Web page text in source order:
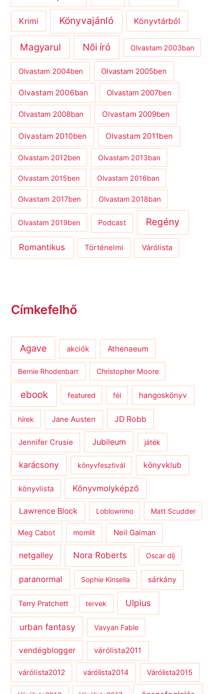
Krimi Könyvajánló Könyvtárból
Magyarul Női író Olvastam 2003ban
Olvastam 2004ben Olvastam 2005ben
Olvastam 2006ban Olvastam 2007ben
Olvastam 2008ban Olvastam 2009ben
Olvastam 2010ben Olvastam 2011ben
Olvastam 2012ben Olvastam 2013ban
Olvastam 2015ben Olvastam 2016ban
Olvastam 2017ben Olvastam 2018ban
Olvastam 2019ben Podcast Regény
Romantikus Történelmi Várólista
Címkefelhő
Agave akciók Athenaeum
Bernie Rhodenbarr Christopher Moore
ebook featured fél hangoskönyv
hírek Jane Austen JD Robb
Jennifer Crusie Jubileum játék
karácsony könyvfesztivál könyvklub
könyvlista Könyvmolyképző
Lawrence Block Loblowrimo Matt Scudder
Meg Cabot momlit Neil Gaiman
netgalley Nora Roberts Oscar díj
paranormal Sophie Kinsella sárkány
Terry Pratchett tervek Ulpius
urban fantasy Vavyan Fable
vendégblogger várólista2011
várólista2012 várólista2014 Várólista2015